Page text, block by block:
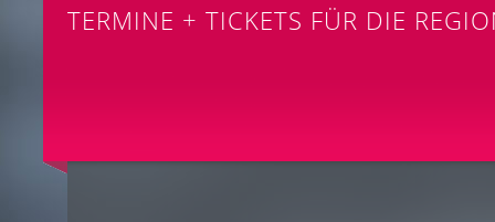
TERMINE + TICKETS FÜR DIE